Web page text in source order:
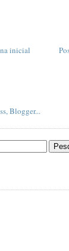
inicial